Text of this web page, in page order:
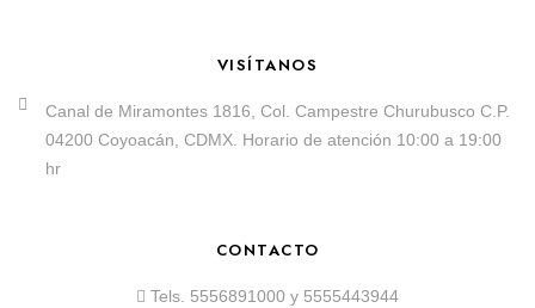
VISÍTANOS
Canal de Miramontes 1816, Col. Campestre Churubusco C.P.
04200 Coyoacán, CDMX. Horario de atención 10:00 a 19:00
hr
CONTACTO
Tels. 5556891000 y 5555443944